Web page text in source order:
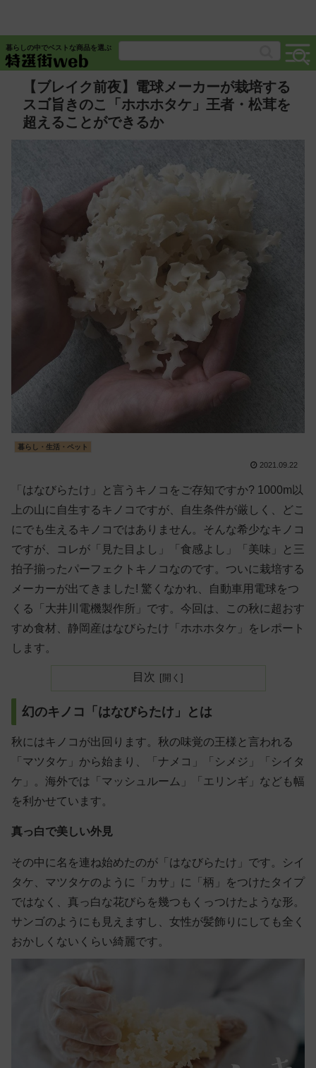
暮らしの中でベストな商品を選ぶ
【ブレイク前夜】電球メーカーが栽培する
スゴ旨きのこ「ホホホタケ」王者・松茸を
超えることができるか
暮らし・生活・ペット
2021.09.22
「はなびらたけ」と言うキノコをご存知ですか? 1000m以
上の山に自生するキノコですが、自生条件が厳しく、どこ
にでも生えるキノコではありません。そんな希少なキノコ
ですが、コレが「見た目よし」「食感よし」「美味」と三
拍子揃ったパーフェクトキノコなのです。ついに栽培する
メーカーが出てきました! 驚くなかれ、自動車用電球をつ
くる「大井川電機製作所」です。今回は、この秋に超おす
すめ食材、静岡産はなびらたけ「ホホホタケ」をレポート
します。
目次
幻のキノコ「はなびらたけ」とは
秋にはキノコが出回ります。秋の味覚の王様と言われる
「マツタケ」から始まり、「ナメコ」「シメジ」「シイタ
ケ」。海外では「マッシュルーム」「エリンギ」なども幅
を利かせています。
真っ白で美しい外見
その中に名を連ね始めたのが「はなびらたけ」です。シイ
タケ、マツタケのように「カサ」に「柄」をつけたタイプ
ではなく、真っ白な花びらを幾つもくっつけたような形。
サンゴのようにも見えますし、女性が髪飾りにしても全く
おかしくないくらい綺麗です。